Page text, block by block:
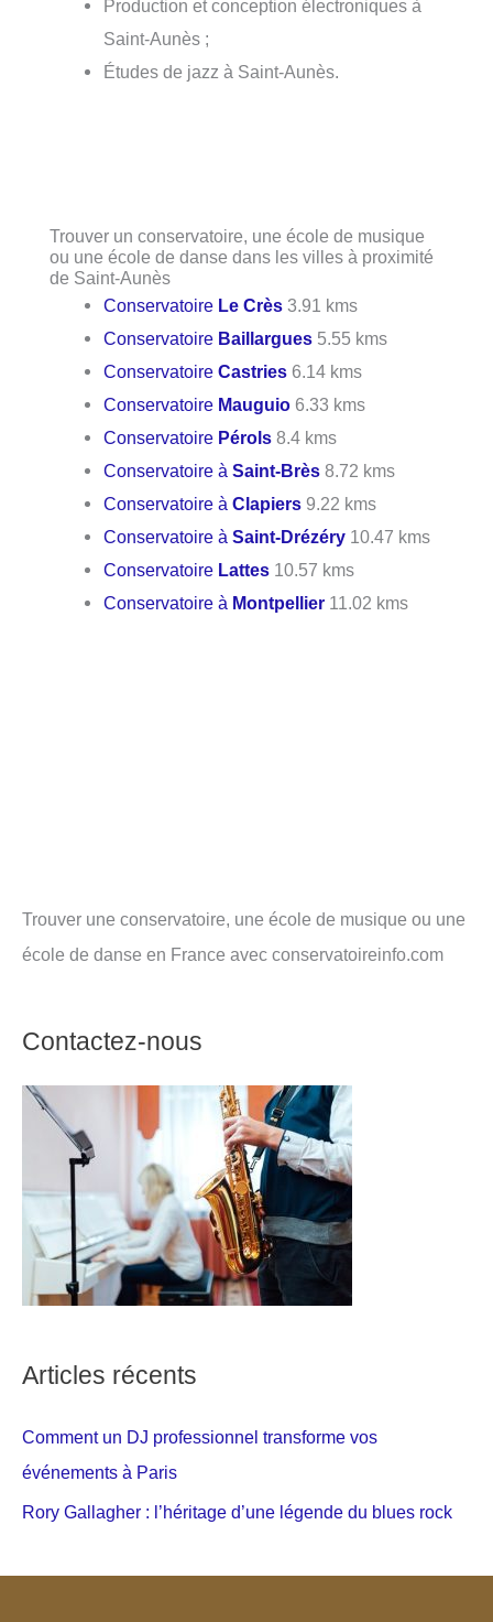
Production et conception électroniques à
Saint-Aunès ;
Études de jazz à Saint-Aunès.
Trouver un conservatoire, une école de musique
ou une école de danse dans les villes à proximité
de Saint-Aunès
Conservatoire Le Crès 3.91 kms
Conservatoire Baillargues 5.55 kms
ConservatoireCastries 6.14 kms
Conservatoire Mauguio 6.33 kms
Conservatoire Pérols 8.4 kms
Conservatoire àSaint-Brès 8.72 kms
Conservatoire àClapiers 9.22 kms
Conservatoire àSaint-Drézéry 10.47 kms
Conservatoire Lattes 10.57 kms
Conservatoire à Montpellier 11.02 kms
Trouver une conservatoire, une école de musique ou une
école de danse en France avec conservatoireinfo.com
Contactez-nous
Articles récents
Comment un DJ professionnel transforme vos
événements à Paris
Rory Gallagher : l’héritage d’une légende du blues rock